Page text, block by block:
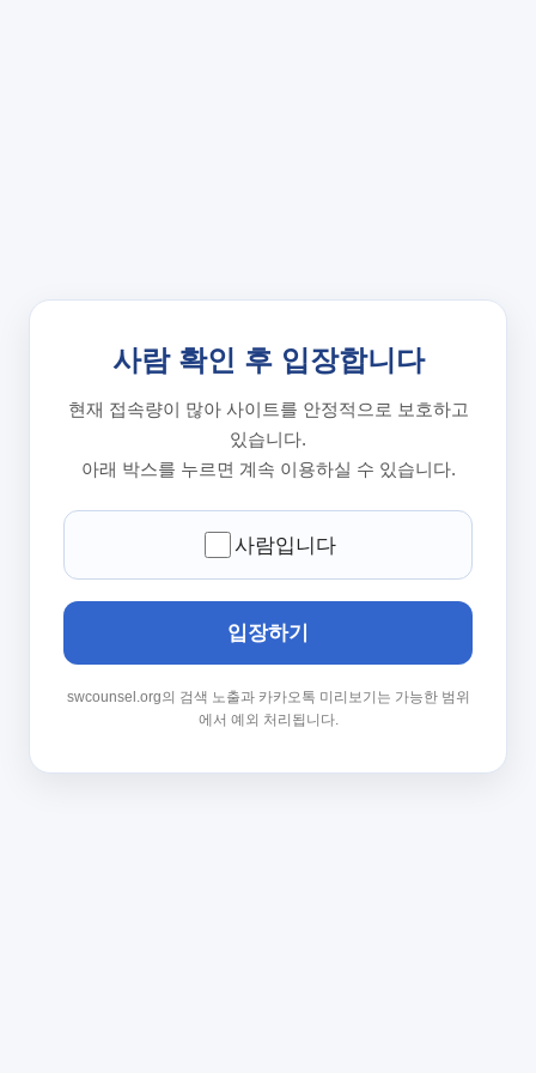
사람 확인 후 입장합니다
현재 접속량이 많아 사이트를 안정적으로 보호하고
있습니다.
아래 박스를 누르면 계속 이용하실 수 있습니다.
사람입니다
입장하기
swcounsel.org의 검색 노출과 카카오톡 미리보기는 가능한 범위
에서 예외 처리됩니다.